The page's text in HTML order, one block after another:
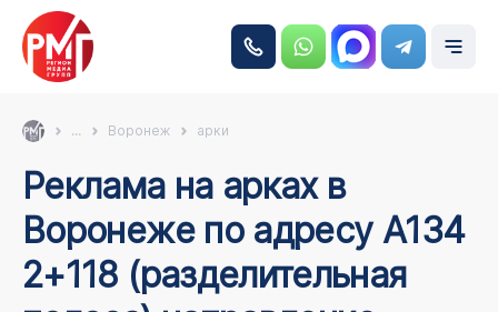
... Воронеж арки
Реклама на арках в
Воронеже по адресу А134
2+118 (разделительная